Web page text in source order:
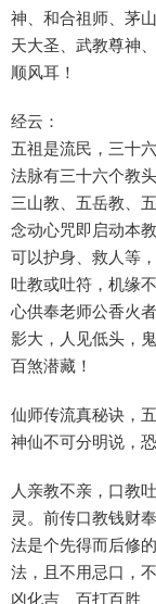
神、和合祖师、茅
天大圣、武教尊神
顺风耳！
经云：
五祖是流民，三十
法脉有三十六个教
三山教、五岳教、
念动心咒即启动本
可以护身、救人等
吐教或吐符，机缘
心供奉老师公香火
影大，人见低头，
百煞潜藏！
仙师传流真秘诀，
神仙不可分明说，
人亲教不亲，口教
灵。前传口教钱财
法是个先得而后修
法，且不用忌口，
凶化吉、百打百胜